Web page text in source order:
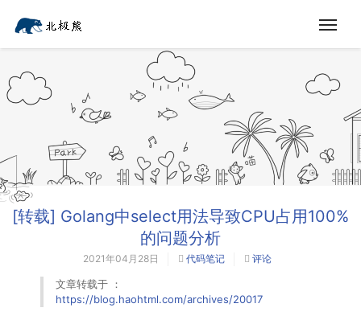
[转载] Golang中select用法导致CPU占用100%
的问题分析
2021年04月28日 代码笔记 评论
文章转载于 ：
https://blog.haohtml.com/archives/20017